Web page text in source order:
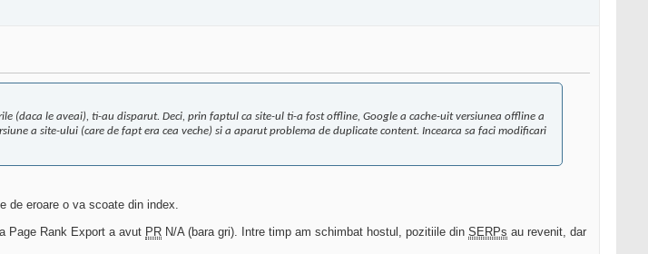
(daca le aveai), ti-au disparut. Deci, prin faptul ca site-ul ti-a fost offline, Google a cache-uit versiunea offline a
a site-ului (care de fapt era cea veche) si a aparut problema de duplicate content. Incearca sa faci modificari
de eroare o va scoate din index.
Page Rank Export a avut PR N/A (bara gri). Intre timp am schimbat hostul, pozitiile din SERPs au revenit, dar